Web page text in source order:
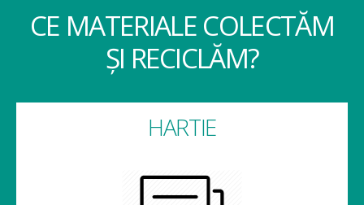
CE MATERIALE COLECTĂM
ȘI RECICLĂM?
HARTIE